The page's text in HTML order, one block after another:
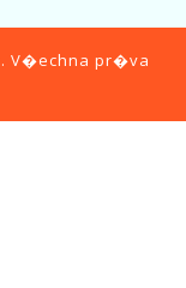
. V�echna pr�va